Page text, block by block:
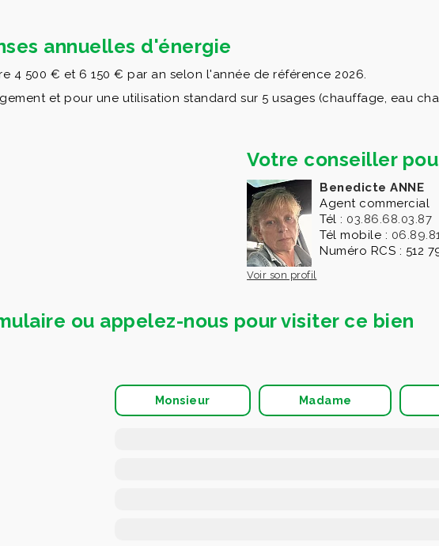
annuelles d'énergie
4 500 € et 6 150 € par an selon l'année de référence 2026.
et pour une utilisation standard sur 5 usages (chauffage, eau
Votre conseiller
Benedicte ANNE
Agent commercial
Tél : 03.86.68.03.87
Tél mobile :
Numéro RCS : 512
Voir son profil
ou appelez-nous pour visiter ce bien
Monsieur Madame